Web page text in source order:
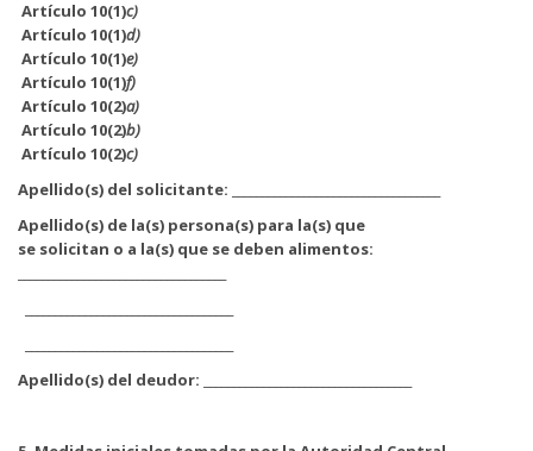
Artículo 10(1)c)
Artículo 10(1)d)
Artículo 10(1)e)
Artículo 10(1)f)
Artículo 10(2)a)
Artículo 10(2)b)
Artículo 10(2)c)
Apellido(s) del solicitante: ___________________________________
Apellido(s) de la(s) persona(s) para la(s) que
se solicitan o a la(s) que se deben alimentos:
Apellido(s) del deudor: ___________________________________